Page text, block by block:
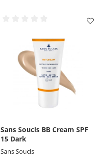
Sans Soucis BB Cream SPF
15 Dark
Sans Soucis